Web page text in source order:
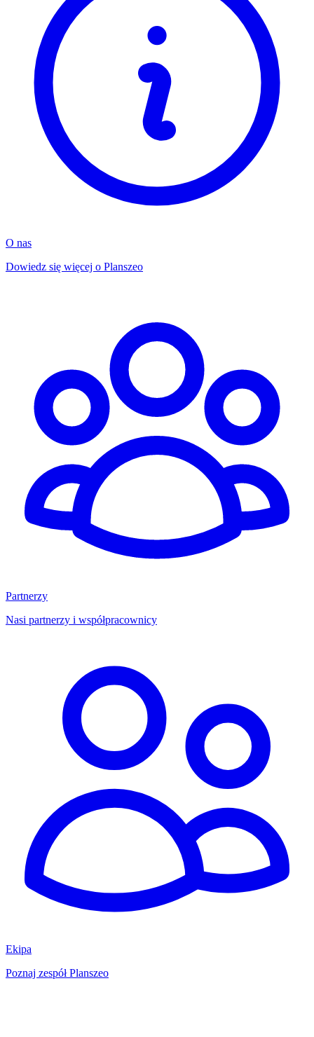
O nas
Dowiedz się więcej o Planszeo
Partnerzy
Nasi partnerzy i współpracownicy
Ekipa
Poznaj zespół Planszeo